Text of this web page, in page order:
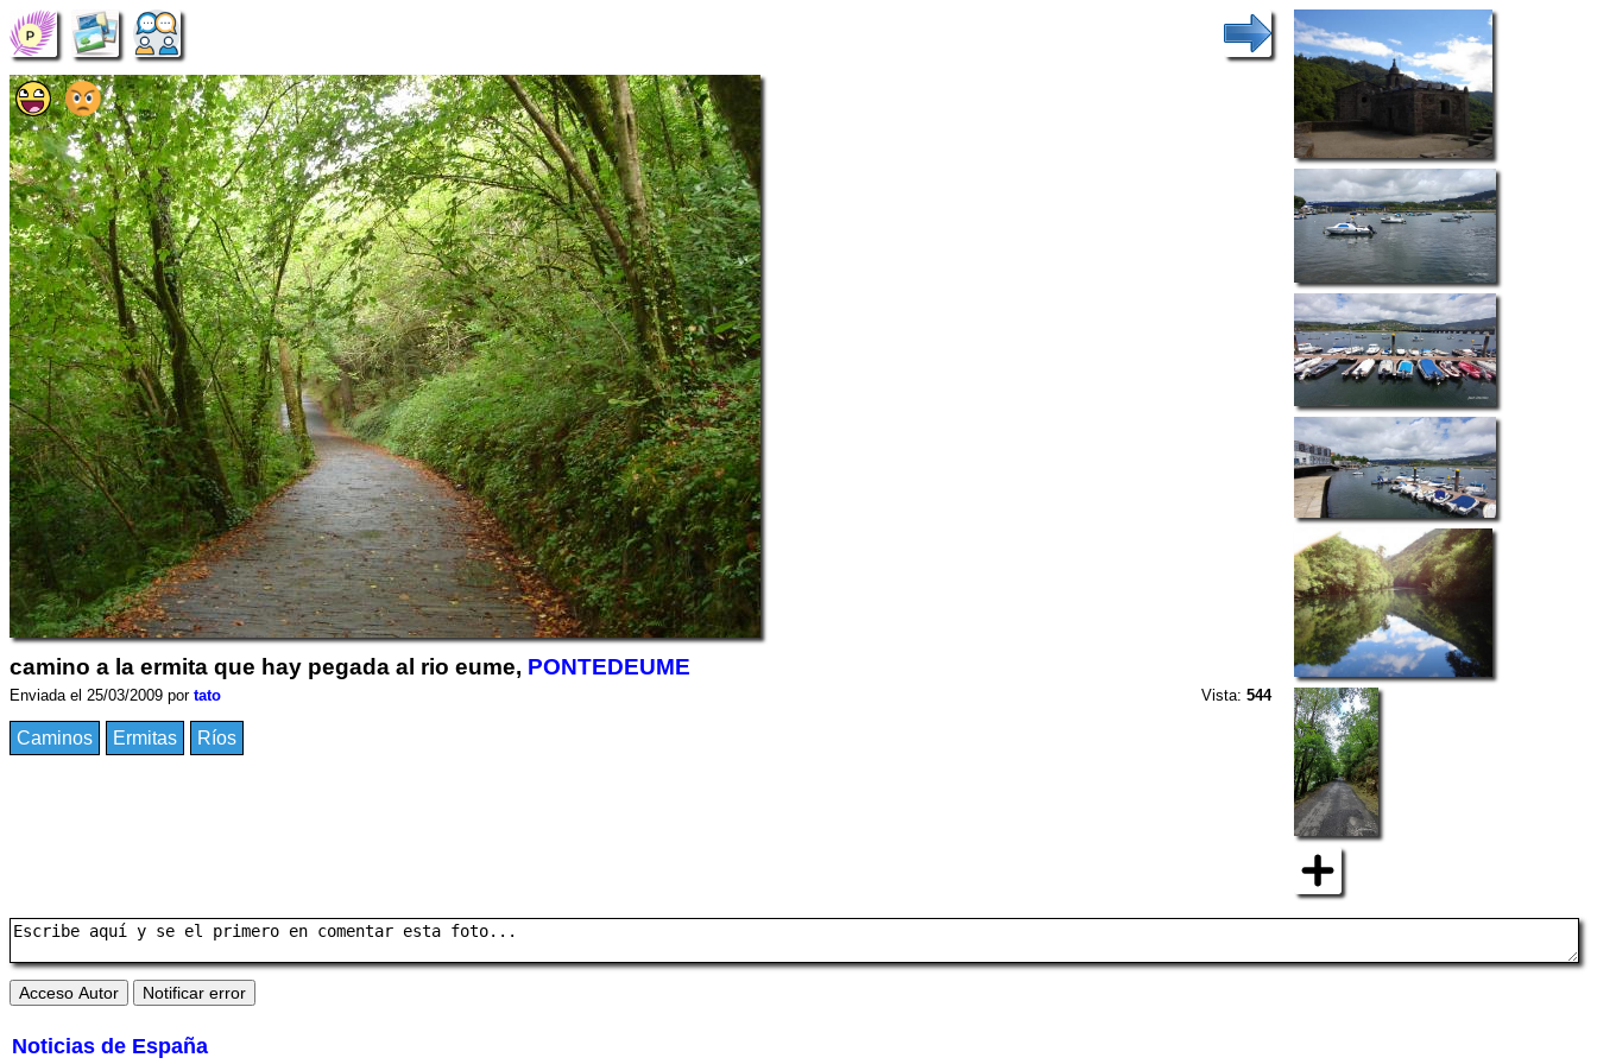
camino a la ermita que hay pegada al rio eume, PONTEDEUME
Enviada el 25/03/2009 por tato Vista:544
Caminos Ermitas Ríos
Noticias de España